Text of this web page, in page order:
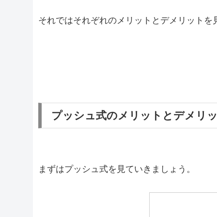
それではそれぞれのメリットとデメリットを
プッシュ式のメリットとデメリ
まずはプッシュ式を見ていきましょう。